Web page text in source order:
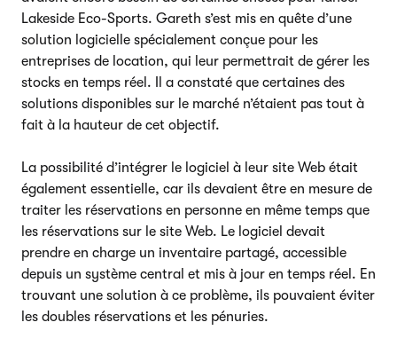
Lakeside Eco-Sports. Gareth s’est mis en quête d’une
solution logicielle spécialement conçue pour les
entreprises de location, qui leur permettrait de gérer les
stocks en temps réel. Il a constaté que certaines des
solutions disponibles sur le marché n’étaient pas tout à
fait à la hauteur de cet objectif.
La possibilité d’intégrer le logiciel à leur site Web était
également essentielle, car ils devaient être en mesure de
traiter les réservations en personne en même temps que
les réservations sur le site Web. Le logiciel devait
prendre en charge un inventaire partagé, accessible
depuis un système central et mis à jour en temps réel. En
trouvant une solution à ce problème, ils pouvaient éviter
les doubles réservations et les pénuries.